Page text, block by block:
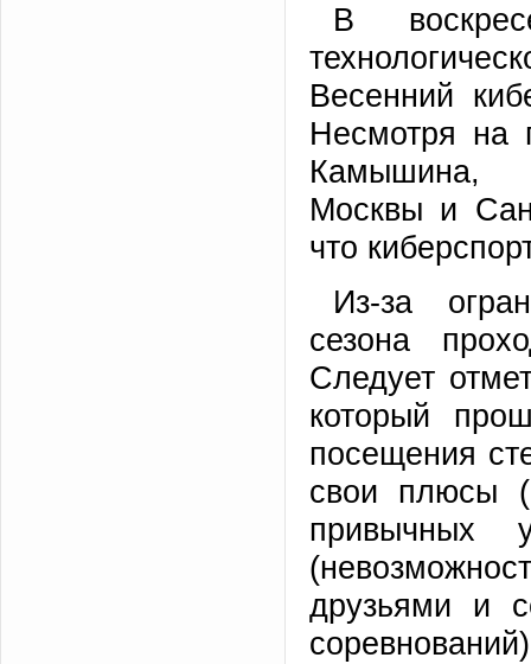
В
Весенний
Несмотря на
Камышина,
Москвы и
что
Из-за
сезона
Следует
который
посещения
свои плюсы
привычных
друзьями и